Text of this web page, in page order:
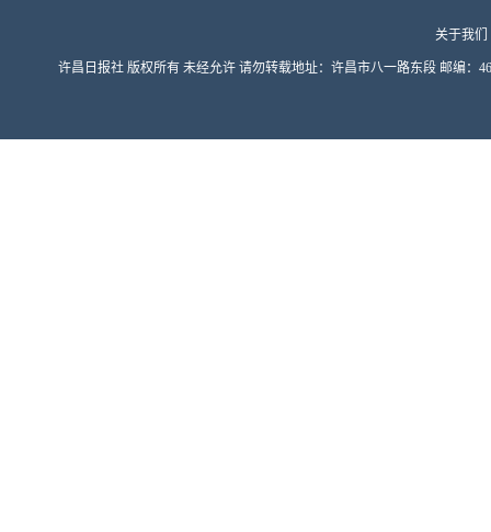
关于我们
许昌日报社 版权所有 未经允许 请勿转载地址：许昌市八一路东段 邮编：